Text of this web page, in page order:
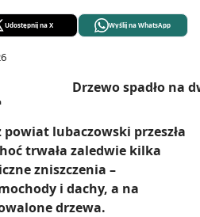
Udostępnij na X Wyślij na WhatsApp
powiat lubaczowski przeszła
trwała zaledwie kilka
zniszczenia –
i dachy, a na
drzewa.